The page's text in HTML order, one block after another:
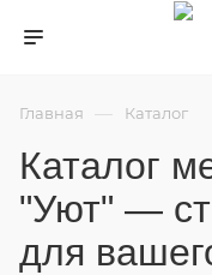
Главная — Каталог
Каталог
"Уют" —
для